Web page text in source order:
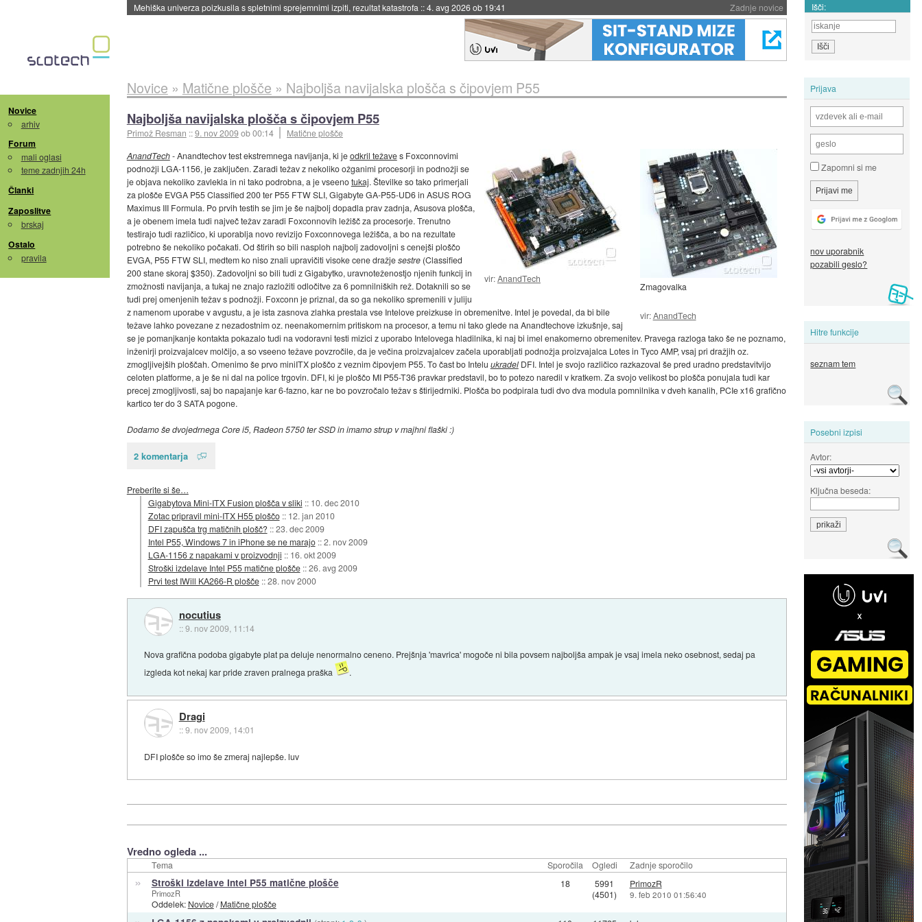
Zadnje novice
Mehiška univerza poizkusila s spletnimi sprejemnimi izpiti, rezultat katastrofa ::4. avg 2026 ob 19:41 Išči:
Novice
arhiv
Forum
mali oglasi
teme zadnjih 24h
Članki
Zaposlitve
brskaj
Ostalo
pravila
Prijava
Zapomni si me
nov uporabnik
pozabili geslo?
Hitre funkcije
seznam tem
Posebni izpisi
Avtor:
Ključna beseda:
Novice » Matične plošče » Najboljša navijalska plošča s čipovjem P55
Najboljša navijalska plošča s čipovjem P55
Primož Resman ::9. nov 2009ob 00:14 Matične plošče
Zmagovalka
vir:AnandTech
vir:AnandTech
AnandTech- Anandtechov test ekstremnega navijanja, ki jeodkril težaves Foxconnovimi
podnožji LGA-1156, je zaključen. Zaradi težav z nekoliko ožganimi procesorji in podnožji se
je objava nekoliko zavlekla in ni tako podrobna, a je vseenotukaj. Številke so tako primerjali
za plošče EVGA P55 Classified 200 ter P55 FTW SLI, Gigabyte GA-P55-UD6 in ASUS ROG
Maximus III Formula. Po prvih testih se jim je še najbolj dopadla prav zadnja, Asusova plošča,
a je obenem imela tudi največ težav zaradi Foxconnovih ležišč za procesorje. Trenutno
testirajo tudi različico, ki uporablja novo revizijo Foxconnovega ležišča, a bo na rezultate
potrebno še nekoliko počakati. Od štirih so bili nasploh najbolj zadovoljni s cenejši ploščo
EVGA, P55 FTW SLI, medtem ko niso znali upravičiti visoke cene dražjesestre(Classified
200 stane skoraj $350). Zadovoljni so bili tudi z Gigabytko, uravnoteženostjo njenih funkcij in
zmožnosti navijanja, a tukaj ne znajo razložiti odločitve za 6 pomnilniških rež. Dotaknili so se
tudi prej omenjenih težav s podnožji. Foxconn je priznal, da so ga nekoliko spremenili v juliju
z namenom uporabe v avgustu, a je ista zasnova zlahka prestala vse Intelove preizkuse in obremenitve. Intel je povedal, da bi bile
težave lahko povezane z nezadostnim oz. neenakomernim pritiskom na procesor, a temu ni tako glede na Anandtechove izkušnje, saj
se je pomanjkanje kontakta pokazalo tudi na vodoravni testi mizici z uporabo Intelovega hladilnika, ki naj bi imel enakomerno obremenitev. Pravega razloga tako še ne poznamo,
inženirji proizvajalcev molčijo, a so vseeno težave povzročile, da je večina proizvajalcev začela uporabljati podnožja proizvajalca Lotes in Tyco AMP, vsaj pri dražjih oz.
zmogljivejših ploščah. Omenimo še prvo miniITX ploščo z veznim čipovjem P55. To čast bo Intelu ukradelDFI. Intel je svojo različico razkazoval še pred uradno predstavitvijo
celoten platforme, a je še ni dal na police trgovin. DFI, ki je ploščo MI P55-T36 pravkar predstavil, bo to potezo naredil v kratkem. Za svojo velikost bo plošča ponujala tudi kar
precej zmogljivosti, saj bo napajanje kar 6-fazno, kar ne bo povzročalo težav s štirijedrniki. Plošča bo podpirala tudi dvo dva modula pomnilnika v dveh kanalih, PCIe x16 grafično
kartico ter do 3 SATA pogone.
Dodamo še dvojedrnega Core i5, Radeon 5750 ter SSD in imamo strup v majhni flaški :)
2 komentarja
Preberite si še…
Gigabytova Mini-ITX Fusion plošča v sliki :: 10. dec 2010
Zotac pripravil mini-ITX H55 ploščo :: 12. jan 2010
DFI zapušča trg matičnih plošč? ::23. dec 2009
Intel P55, Windows 7 in iPhone se ne marajo ::2. nov 2009
LGA-1156 z napakami v proizvodnji :: 16. okt 2009
Stroški izdelave Intel P55 matične plošče ::26. avg 2009
Prvi test IWill KA266-R plošče ::28. nov 2000
nocutius
::9. nov 2009, 11:14
Nova grafična podoba gigabyte plat pa deluje nenormalno ceneno. Prejšnja 'mavrica' mogoče ni bila povsem najboljša ampak je vsaj imela neko osebnost, sedaj pa
izgleda kot nekaj kar pride zraven pralnega praška
.
Dragi
::9. nov 2009, 14:01
DFI plošče so imo še zmeraj najlepše. luv
Vredno ogleda ...
Tema Sporočila Ogledi Zadnje sporočilo
» Stroški izdelave Intel P55 matične plošče
PrimozR
Oddelek: Novice/Matične plošče
18
5991
(4501)
PrimozR
9. feb 2010 01:56:40